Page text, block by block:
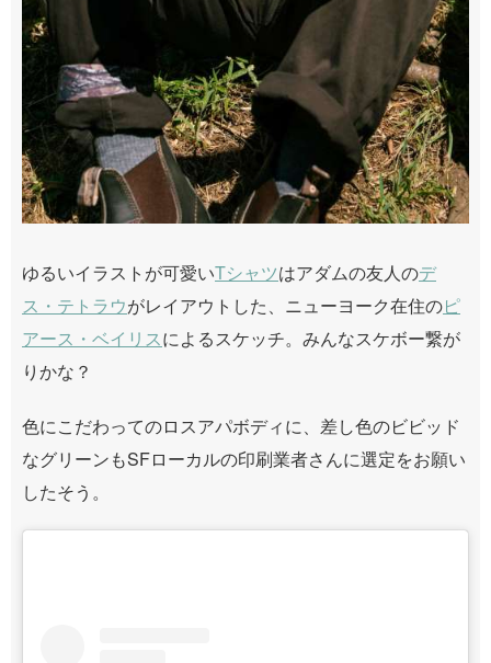
ゆるいイラストが可愛いTシャツはアダムの友人のデ
ス・テトラウがレイアウトした、ニューヨーク在住のピ
アース・ベイリスによるスケッチ。みんなスケボー繋が
りかな？
色にこだわってのロスアパボディに、差し色のビビッド
なグリーンもSFローカルの印刷業者さんに選定をお願い
したそう。